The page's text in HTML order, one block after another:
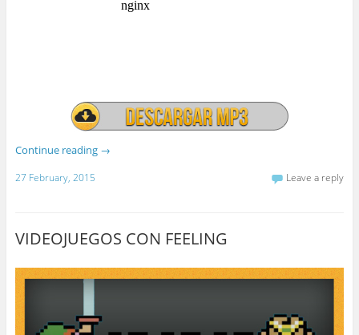
Continue reading →
27 February, 2015 Leave a reply
VIDEOJUEGOS CON FEELING